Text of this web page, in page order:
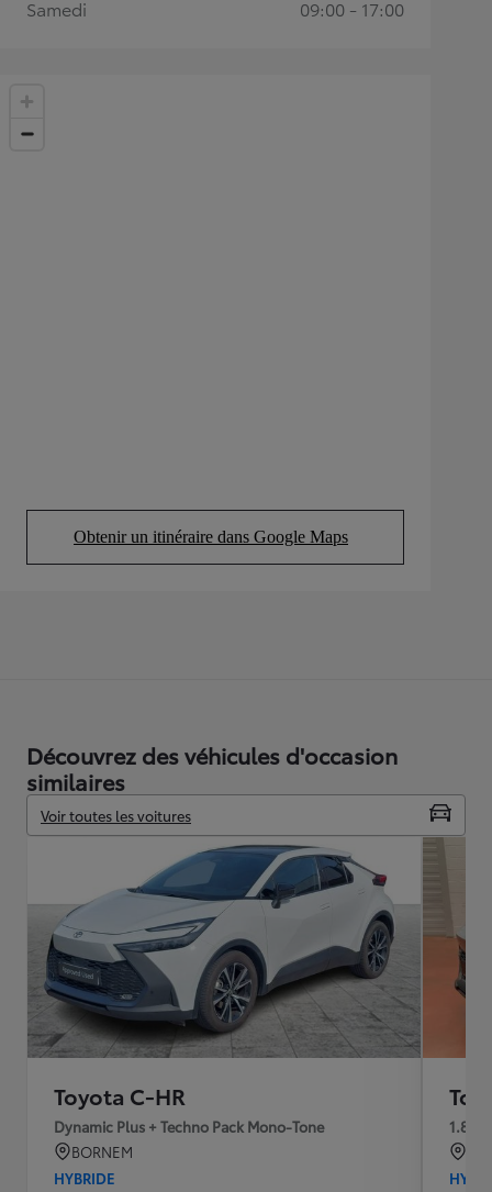
Obtenir un itinéraire dans Google Maps
(Opens in new tab)
Samedi 09:00 - 17:00
Découvrez des véhicules d'occasion
similaires
Voir toutes les voitures
Toyota C-HR
Dynamic Plus + Techno Pack Mono-Tone
BORNEM
HYBRIDE
1.8